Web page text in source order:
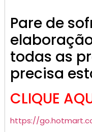
Pare de
todas as
precisa
CLIQUE
https://